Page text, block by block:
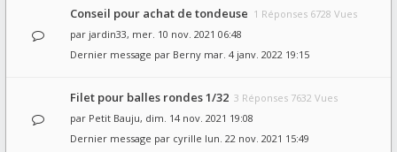
Conseil pour achat de tondeuse 1 Réponses 6728 Vues
par jardin33, mer. 10 nov. 2021 06:48
Dernier message par Berny mar. 4 janv. 2022 19:15
Filet pour balles rondes 1/32 3 Réponses 7632 Vues
par Petit Bauju, dim. 14 nov. 2021 19:08
Dernier message par cyrille lun. 22 nov. 2021 15:49